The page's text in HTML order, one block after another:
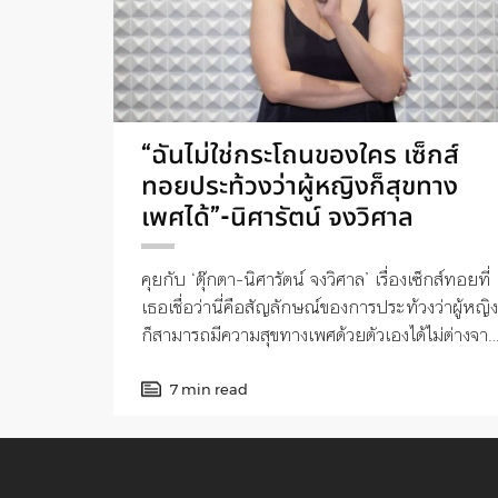
“ฉันไม่ใช่กระโถนของใคร เซ็กส์
ทอยประท้วงว่าผู้หญิงก็สุขทาง
เพศได้”-นิศารัตน์ จงวิศาล
คุยกับ ‘ตุ๊กตา-นิศารัตน์ จงวิศาล’ เรื่องเซ็กส์ทอยที่
เธอเชื่อว่านี่คือสัญลักษณ์ของการประท้วงว่าผู้หญิง
ก็สามารถมีความสุขทางเพศด้วยตัวเองได้ไม่ต่างจาก
7 min read